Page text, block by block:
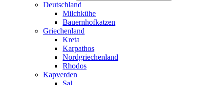
Deutschland
Milchkühe
Bauernhofkatzen
Griechenland
Kreta
Karpathos
Nordgriechenland
Rhodos
Kapverden
Sal